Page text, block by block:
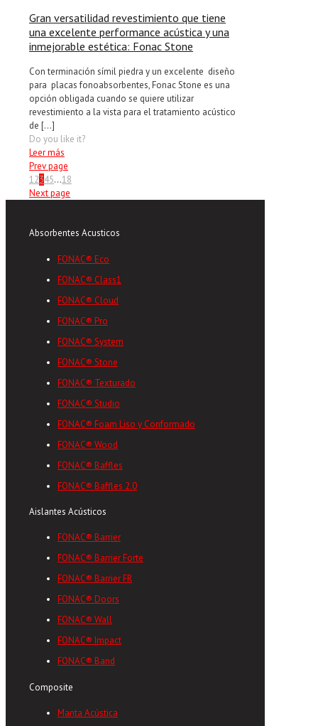
Gran versatilidad revestimiento que tiene
una excelente performance acústica y una
inmejorable estética: Fonac Stone
Con terminación símil piedra y un excelente diseño
para placas fonoabsorbentes, Fonac Stone es una
opción obligada cuando se quiere utilizar
revestimiento a la vista para el tratamiento acústico
de […]
Do you like it?
Leer más
Prev page
12345...18
Next page
Absorbentes Acusticos
FONAC® Eco
FONAC® Class1
FONAC® Cloud
FONAC® Pro
FONAC® System
FONAC® Stone
FONAC® Texturado
FONAC® Studio
FONAC® Foam Liso y Conformado
FONAC® Wood
FONAC® Baffles
FONAC® Baffles 2.0
Aislantes Acústicos
FONAC® Barrier
FONAC® Barrier Forte
FONAC® Barrier FR
FONAC® Doors
FONAC® Wall
FONAC® Impact
FONAC® Band
Composite
Manta Acústica